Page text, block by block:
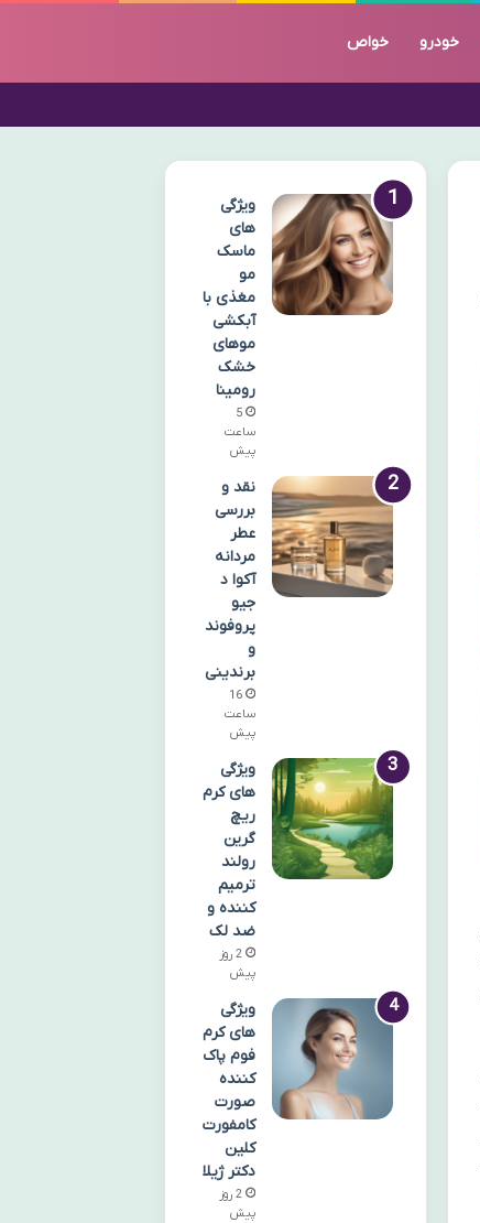
خودرو خواص
ویژگی
های
ماسک
مو
مغذی با
آبکشی
موهای
خشک
رومینا
5
ساعت
پیش
نقد و
بررسی
عطر
مردانه
آکوا د
جیو
پروفوند
و
برندینی
16
ساعت
پیش
ویژگی
های کرم
ریچ
گرین
رولند
ترمیم
کننده و
ضد لک
2 روز
پیش
ویژگی
های کرم
فوم پاک
کننده
صورت
کامفورت
کلین
دکتر ژیلا
2 روز
پیش